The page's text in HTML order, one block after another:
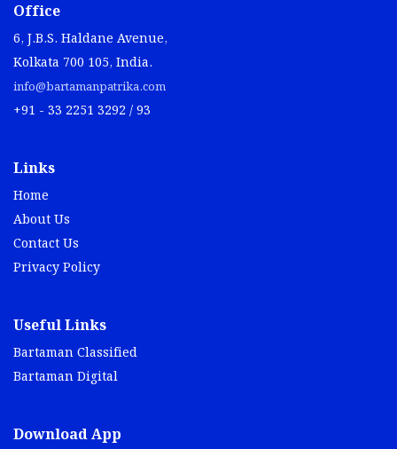
Office
6, J.B.S. Haldane Avenue,
Kolkata 700 105, India.
info@bartamanpatrika.com
+91 - 33 2251 3292 / 93
Links
Home
About Us
Contact Us
Privacy Policy
Useful Links
Bartaman Classified
Bartaman Digital
Download App